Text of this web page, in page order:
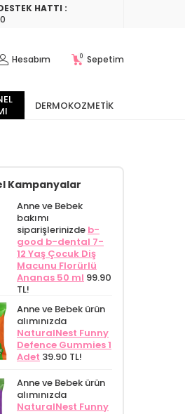
HATTI :
Hesabım 0 Sepetim
DERMOKOZMETIK
Kampanyalar
Anne ve Bebek
bakımı
siparişlerinizde b-
good b-dental 7-
12 Yaş Çocuk Diş
Macunu Florürlü
Ananas 50 ml 99.90
TL!
Anne ve Bebek ürün
alımınızda
NaturalNest Funny
Defence Gummies 1
Adet 39.90 TL!
Anne ve Bebek ürün
alımınızda
NaturalNest Funny